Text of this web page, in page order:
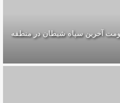
آخرین سپاه شیطان در منطقه